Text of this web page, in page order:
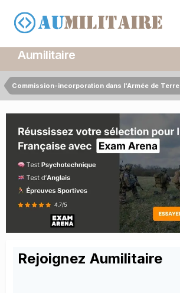
Aumilitaire
Commission-incorporation dans l'Armée de Terre
Rejoignez Aumilitaire